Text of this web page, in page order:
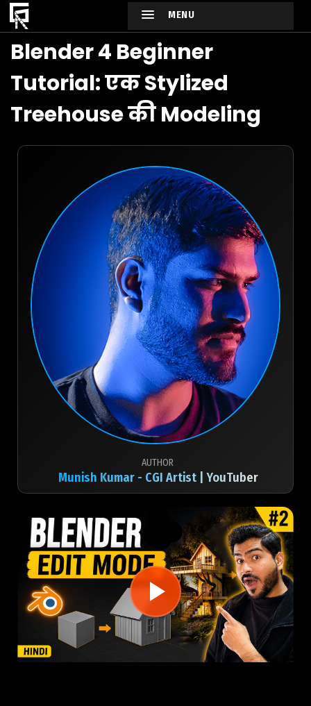
MENU
Blender 4 Beginner
Tutorial: एक Stylized
Treehouse की Modeling
AUTHOR
Munish Kumar - CGI Artist | YouTuber